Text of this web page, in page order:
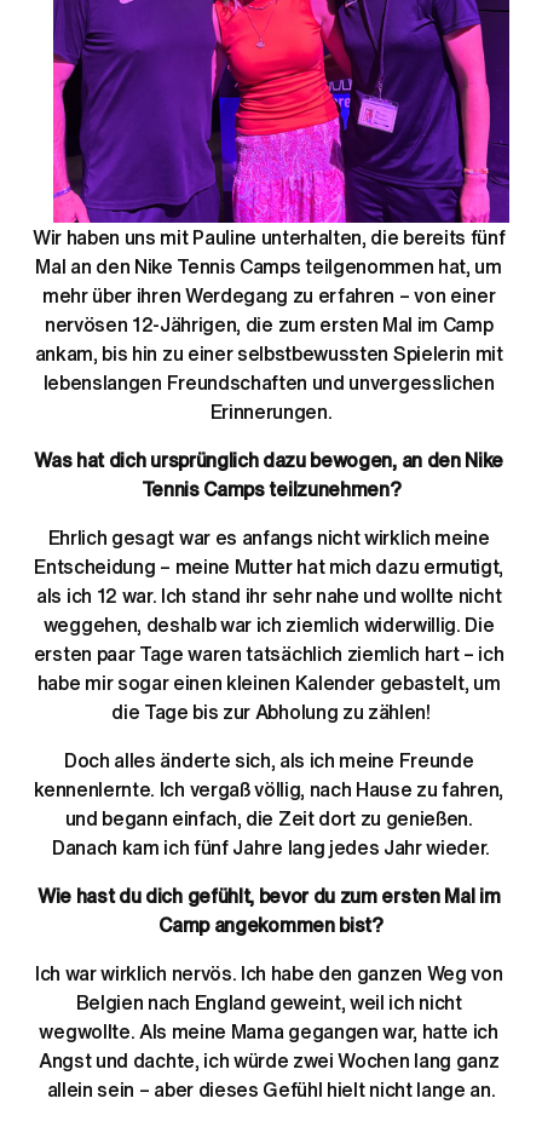
Wir haben uns mit Pauline unterhalten, die bereits fünf
Mal an den Nike Tennis Camps teilgenommen hat, um
mehr über ihren Werdegang zu erfahren – von einer
nervösen 12-Jährigen, die zum ersten Mal im Camp
ankam, bis hin zu einer selbstbewussten Spielerin mit
lebenslangen Freundschaften und unvergesslichen
Erinnerungen.
Was hat dich ursprünglich dazu bewogen, an den Nike
Tennis Camps teilzunehmen?
Ehrlich gesagt war es anfangs nicht wirklich meine
Entscheidung – meine Mutter hat mich dazu ermutigt,
als ich 12 war. Ich stand ihr sehr nahe und wollte nicht
weggehen, deshalb war ich ziemlich widerwillig. Die
ersten paar Tage waren tatsächlich ziemlich hart – ich
habe mir sogar einen kleinen Kalender gebastelt, um
die Tage bis zur Abholung zu zählen!
Doch alles änderte sich, als ich meine Freunde
kennenlernte. Ich vergaß völlig, nach Hause zu fahren,
und begann einfach, die Zeit dort zu genießen.
Danach kam ich fünf Jahre lang jedes Jahr wieder.
Wie hast du dich gefühlt, bevor du zum ersten Mal im
Camp angekommen bist?
Ich war wirklich nervös. Ich habe den ganzen Weg von
Belgien nach England geweint, weil ich nicht
wegwollte. Als meine Mama gegangen war, hatte ich
Angst und dachte, ich würde zwei Wochen lang ganz
allein sein – aber dieses Gefühl hielt nicht lange an.